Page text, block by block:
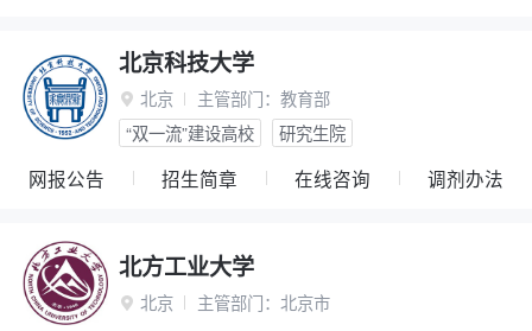
北京科技大学
 北京 主管部门： 教育部
“双一流”建设高校
研究生院
网报公告 招生简章 在线咨询 调剂办法
北方工业大学
 北京 主管部门： 北京市